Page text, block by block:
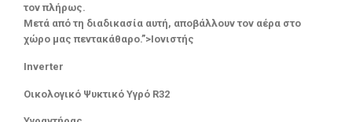
τον πλήρως.
Μετά από τη διαδικασία αυτή, αποβάλλουν τον αέρα στο
χώρο μας πεντακάθαρο.”>Ιονιστής
Inverter
Οικολογικό Ψυκτικό Υγρό R32